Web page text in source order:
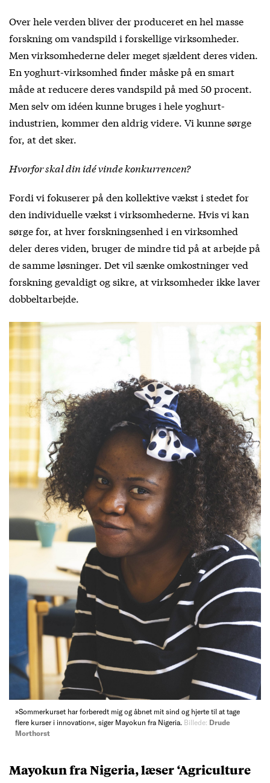
Over hele verden bliver der produceret en hel masse
forskning om vandspild i forskellige virksomheder.
Men virksomhederne deler meget sjældent deres viden.
En yoghurt-virksomhed finder måske på en smart
måde at reducere deres vandspild på med 50 procent.
Men selv om idéen kunne bruges i hele yoghurt-
industrien, kommer den aldrig videre. Vi kunne sørge
for, at det sker.
Hvorfor skal din idé vinde konkurrencen?
Fordi vi fokuserer på den kollektive vækst i stedet for
den individuelle vækst i virksomhederne. Hvis vi kan
sørge for, at hver forskningsenhed i en virksomhed
deler deres viden, bruger de mindre tid på at arbejde på
de samme løsninger. Det vil sænke omkostninger ved
forskning gevaldigt og sikre, at virksomheder ikke laver
dobbeltarbejde.
»Sommerkurset har forberedt mig og åbnet mit sind og hjerte til at tage
flere kurser i innovation«, siger Mayokun fra Nigeria. Billede: Drude
Morthorst
Mayokun fra Nigeria, læser ‘Agriculture